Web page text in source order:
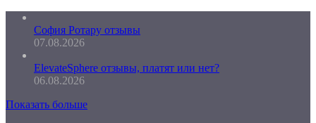
София Ротару отзывы
07.08.2026
ElevateSphere отзывы, платят или нет?
06.08.2026
Показать больше